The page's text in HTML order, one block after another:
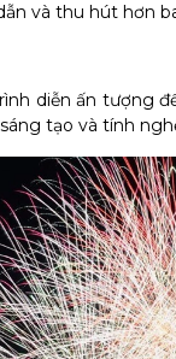
và thu hút hơn
diễn ấn tượng
tạo và tính